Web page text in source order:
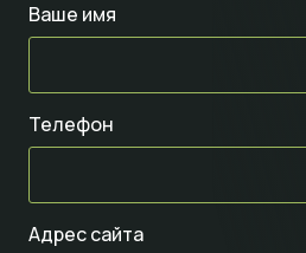
Ваше имя
Телефон
Адрес сайта